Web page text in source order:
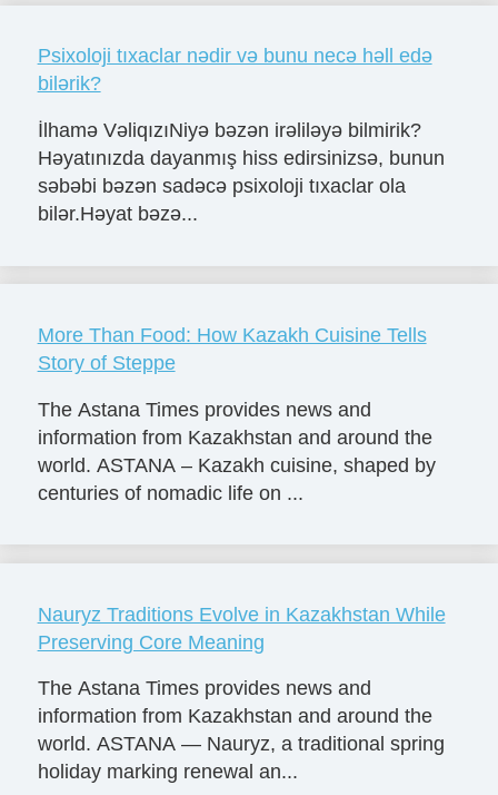
Psixoloji tıxaclar nədir və bunu necə həll edə
bilərik?
İlhamə VəliqızıNiyə bəzən irəliləyə bilmirik?
Həyatınızda dayanmış hiss edirsinizsə, bunun
səbəbi bəzən sadəcə psixoloji tıxaclar ola
bilər.Həyat bəzə...
More Than Food: How Kazakh Cuisine Tells
Story of Steppe
The Astana Times provides news and
information from Kazakhstan and around the
world. ASTANA – Kazakh cuisine, shaped by
centuries of nomadic life on ...
Nauryz Traditions Evolve in Kazakhstan While
Preserving Core Meaning
The Astana Times provides news and
information from Kazakhstan and around the
world. ASTANA — Nauryz, a traditional spring
holiday marking renewal an...